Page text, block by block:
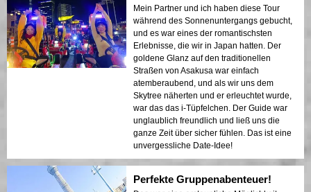
Mein Partner und ich haben diese Tour
während des Sonnenuntergangs gebucht,
und es war eines der romantischsten
Erlebnisse, die wir in Japan hatten. Der
goldene Glanz auf den traditionellen
Straßen von Asakusa war einfach
atemberaubend, und als wir uns dem
Skytree näherten und er erleuchtet wurde,
war das das i-Tüpfelchen. Der Guide war
unglaublich freundlich und ließ uns die
ganze Zeit über sicher fühlen. Das ist eine
unvergessliche Date-Idee!
Perfekte Gruppenabenteuer!